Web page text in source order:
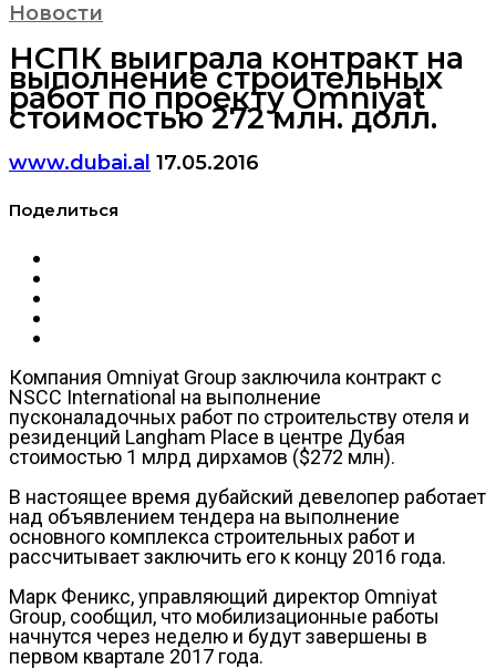
Новости
НСПК выиграла контракт на
выполнение строительных
работ по проекту Omniyat
стоимостью 272 млн. долл.
www.dubai.al 17.05.2016
Поделиться
Компания Omniyat Group заключила контракт с
NSCC International на выполнение
пусконаладочных работ по строительству отеля и
резиденций Langham Place в центре Дубая
стоимостью 1 млрд дирхамов ($272 млн).
В настоящее время дубайский девелопер работает
над объявлением тендера на выполнение
основного комплекса строительных работ и
рассчитывает заключить его к концу 2016 года.
Марк Феникс, управляющий директор Omniyat
Group, сообщил, что мобилизационные работы
начнутся через неделю и будут завершены в
первом квартале 2017 года.